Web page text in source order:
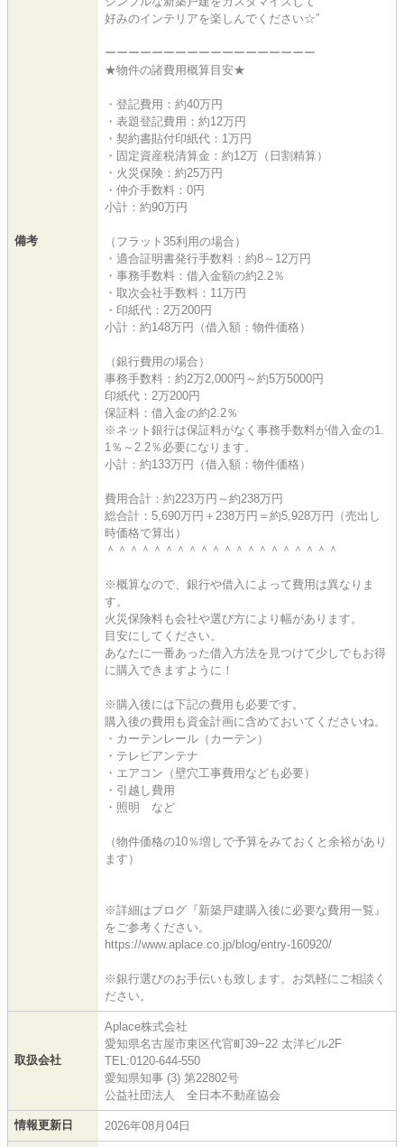
備考
好みのインテリアを楽しんでください☆”
ーーーーーーーーーーーーーーーーーー
★物件の諸費用概算目安★
・登記費用：約40万円
・表題登記費用：約12万円
・契約書貼付印紙代：1万円
・固定資産税清算金：約12万（日割精算）
・火災保険：約25万円
・仲介手数料：0円
小計：約90万円
（フラット35利用の場合）
・適合証明書発行手数料：約8～12万円
・事務手数料：借入金額の約2.2％
・取次会社手数料：11万円
・印紙代：2万200円
小計：約148万円（借入額：物件価格）
（銀行費用の場合）
事務手数料：約2万2,000円～約5万5000円
印紙代：2万200円
保証料：借入金の約2.2％
※ネット銀行は保証料がなく事務手数料が借入金の1.
1％～2.2％必要になります。
小計：約133万円（借入額：物件価格）
費用合計：約223万円～約238万円
総合計：5,690万円＋238万円＝約5,928万円（売出し
時価格で算出）
＾＾＾＾＾＾＾＾＾＾＾＾＾＾＾＾＾＾＾＾
※概算なので、銀行や借入によって費用は異なりま
す。
火災保険料も会社や選び方により幅があります。
目安にしてください。
あなたに一番あった借入方法を見つけて少しでもお得
に購入できますように！
※購入後には下記の費用も必要です。
購入後の費用も資金計画に含めておいてくださいね。
・カーテンレール（カーテン）
・テレビアンテナ
・エアコン（壁穴工事費用なども必要）
・引越し費用
・照明 など
（物件価格の10％増しで予算をみておくと余裕があり
ます）
※詳細はブログ『新築戸建購入後に必要な費用一覧』
をご参考ください。
https://www.aplace.co.jp/blog/entry-160920/
※銀行選びのお手伝いも致します。お気軽にご相談く
ださい。
取扱会社
Aplace株式会社
愛知県名古屋市東区代官町39−22 太洋ビル2F
TEL:0120-644-550
愛知県知事 (3) 第22802号
公益社団法人 全日本不動産協会
情報更新日 2026年08月04日